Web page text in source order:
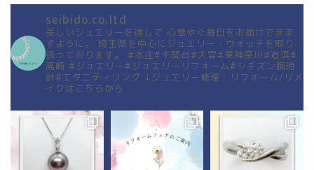
seibido.co.ltd
美しいジュエリーを通して 心華やぐ毎日をお届けできま
すように。
埼玉県を中心にジュエリー・ウォッチを取り
扱っております。
#本庄#千間台#大宮#東神奈川#追浜#
高崎 #ジュエリー#ジュエリーリフォーム#シチズン腕時
計#エタニティリング ↓ジュエリー修理・リフォーム/リメ
イクはこちらから